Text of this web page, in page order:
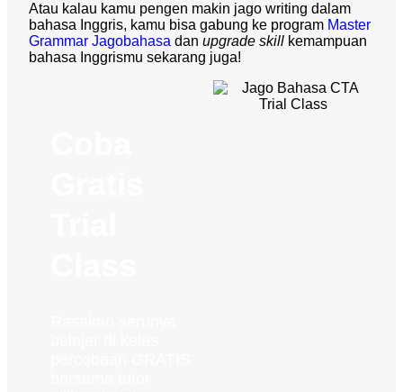
Atau kalau kamu pengen makin jago writing dalam
bahasa Inggris, kamu bisa gabung ke program Master
Grammar Jagobahasa dan upgrade skill kemampuan
bahasa Inggrismu sekarang juga!